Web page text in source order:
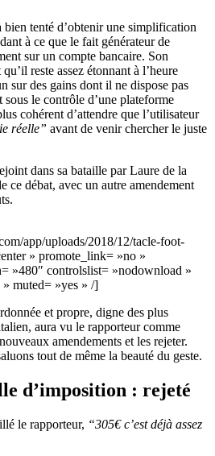
tenté d’obtenir une simplification
à ce que le fait générateur de
sur un compte bancaire. Son
reste assez étonnant à l’heure
sur des gains dont il ne dispose pas
sous le contrôle d’une plateforme
cohérent d’attendre que l’utilisateur
réelle” avant de venir chercher le juste
dans sa bataille par Laure de la
ce débat, avec un autre amendement
app/uploads/2018/12/tacle-foot-
» promote_link= »no »
»480″ controlslist= »nodownload »
muted= »yes » /]
et propre, digne des plus
aura vu le rapporteur comme
amendements et les rejeter.
tout de même la beauté du geste.
d’imposition : rejeté
le rapporteur, “305€ c’est déjà assez